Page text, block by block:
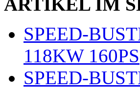
SPEED-
118KW 160PS
SPEED-